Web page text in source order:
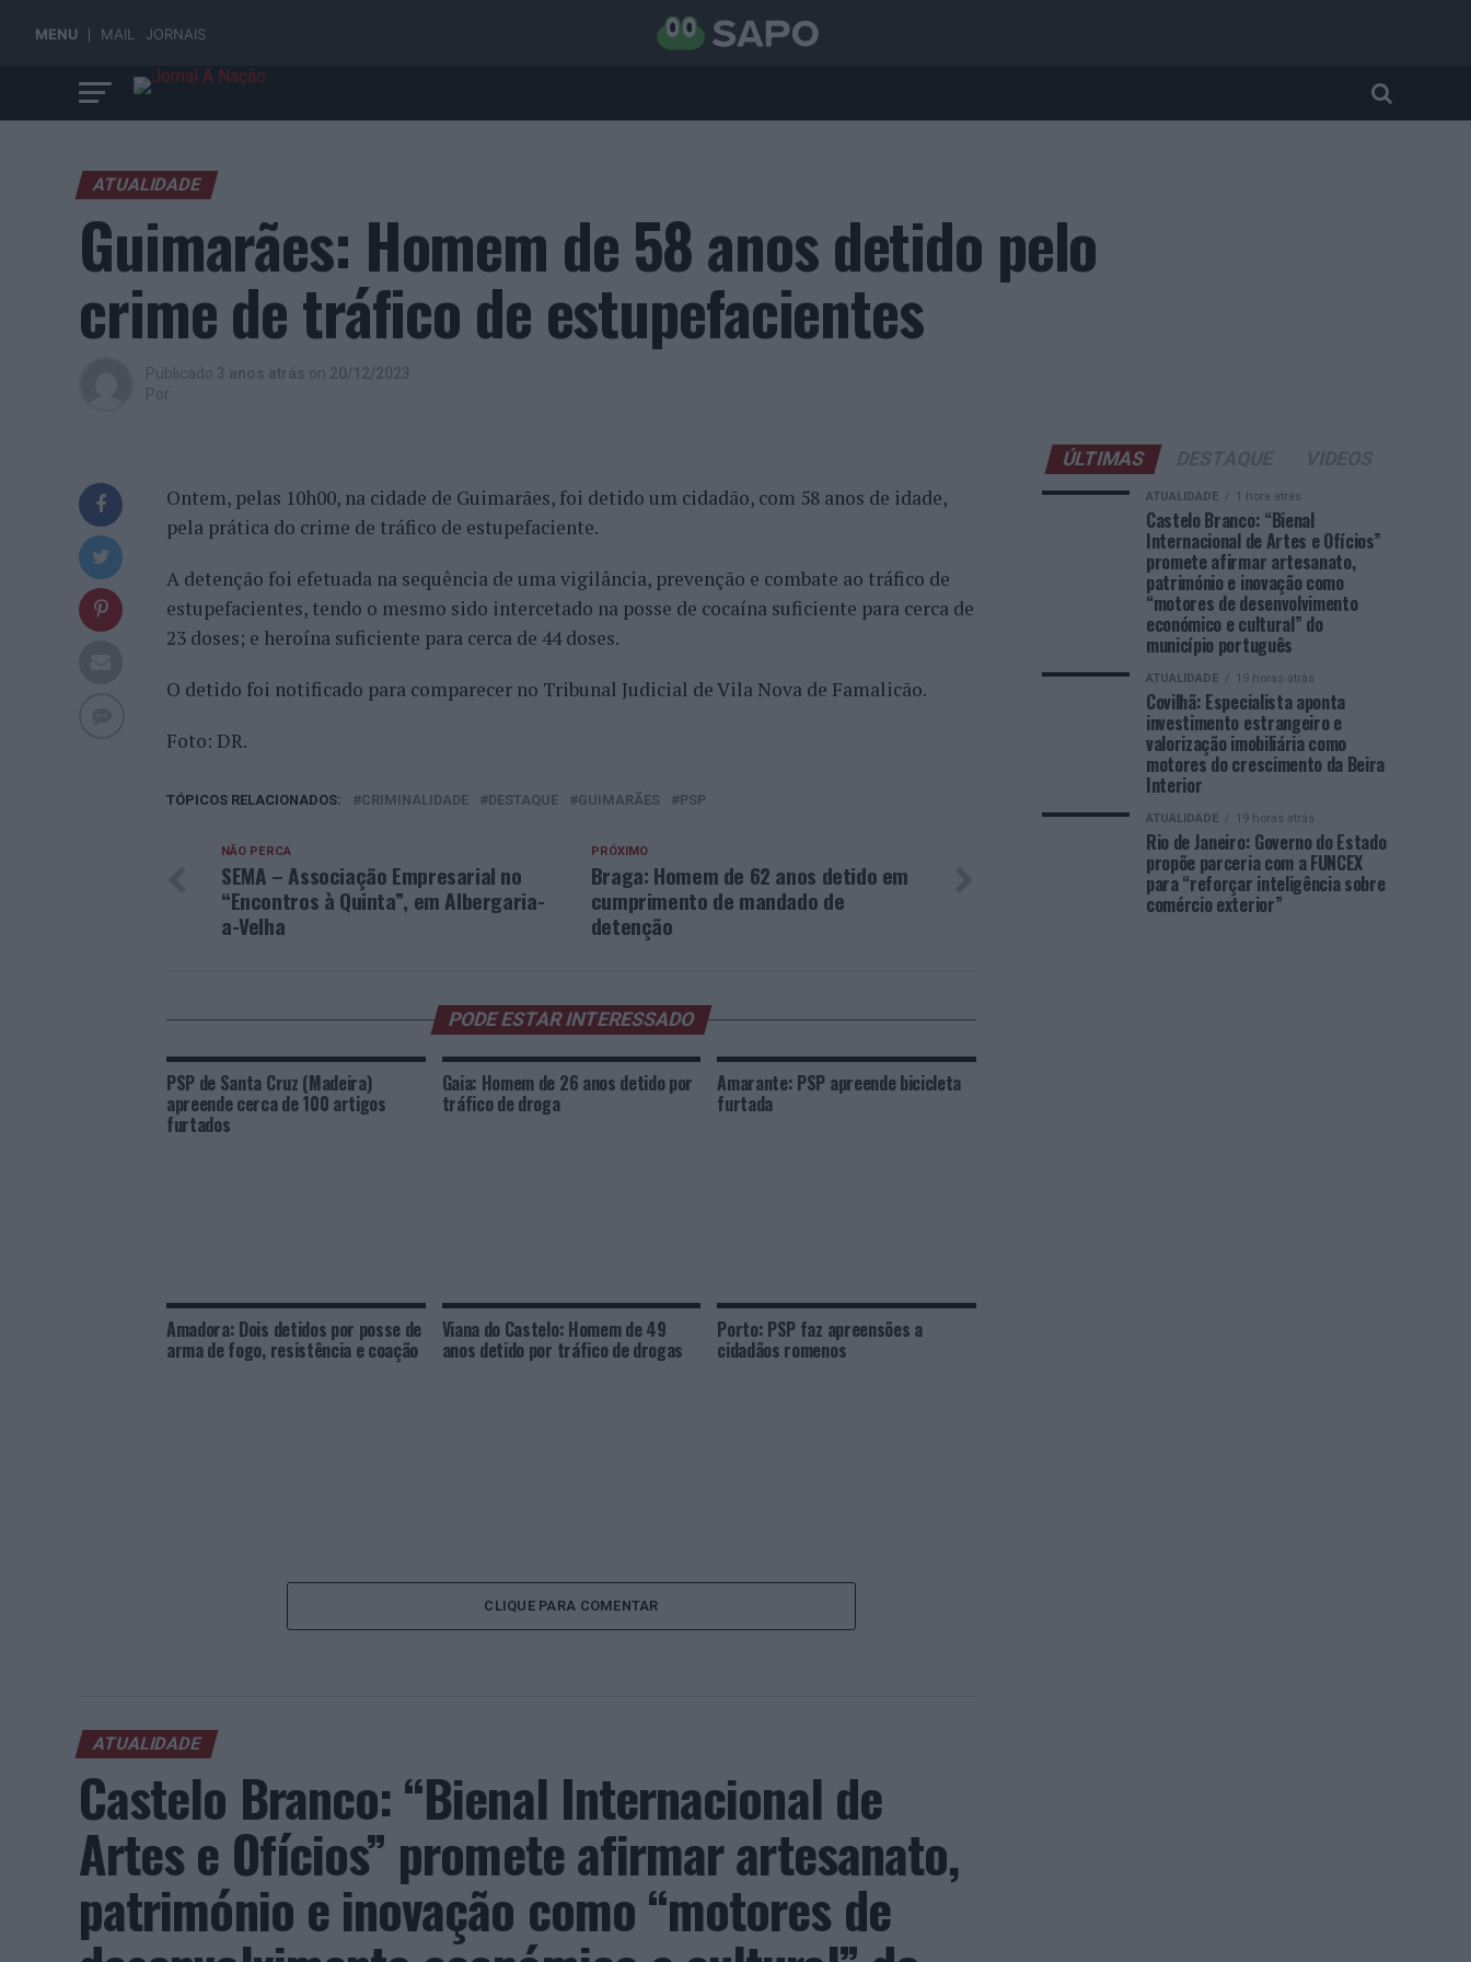
MENU MAIL JORNAIS
ATUALIDADE
Guimarães: Homem de 58 anos detido pelo
crime de tráfico de estupefacientes
Publicado 3 anos atrás on 20/12/2023
Por
Ontem, pelas 10h00, na cidade de Guimarães, foi detido um cidadão, com 58 anos de idade,
pela prática do crime de tráfico de estupefaciente.
A detenção foi efetuada na sequência de uma vigilância, prevenção e combate ao tráfico de
estupefacientes, tendo o mesmo sido intercetado na posse de cocaína suficiente para cerca de
23 doses; e heroína suficiente para cerca de 44 doses.
O detido foi notificado para comparecer no Tribunal Judicial de Vila Nova de Famalicão.
Foto: DR.
TÓPICOS RELACIONADOS: CRIMINALIDADE DESTAQUE GUIMARÃES PSP
PRÓXIMO
Braga: Homem de 62 anos detido em
cumprimento de mandado de
detenção
NÃO PERCA
SEMA – Associação Empresarial no
“Encontros à Quinta”, em Albergaria-
a-Velha
PODE ESTAR INTERESSADO
PSP de Santa Cruz (Madeira)
apreende cerca de 100 artigos
furtados
Gaia: Homem de 26 anos detido por
tráfico de droga
Amarante: PSP apreende bicicleta
furtada
Amadora: Dois detidos por posse de
arma de fogo, resistência e coação
Viana do Castelo: Homem de 49
anos detido por tráfico de drogas
Porto: PSP faz apreensões a
cidadãos romenos
CLIQUE PARA COMENTAR
ATUALIDADE
Castelo Branco: “Bienal Internacional de
Artes e Ofícios” promete afirmar artesanato,
património e inovação como “motores de
ÚLTIMAS
ATUALIDADE 1 hora atrás
Castelo Branco: “Bienal
Internacional de Artes e Ofícios”
promete afirmar artesanato,
património e inovação como
“motores de desenvolvimento
económico e cultural” do
município português
ATUALIDADE 19 horas atrás
Covilhã: Especialista aponta
investimento estrangeiro e
valorização imobiliária como
motores do crescimento da Beira
Interior
ATUALIDADE 19 horas atrás
Rio de Janeiro: Governo do Estado
propõe parceria com a FUNCEX
para “reforçar inteligência sobre
comércio exterior”